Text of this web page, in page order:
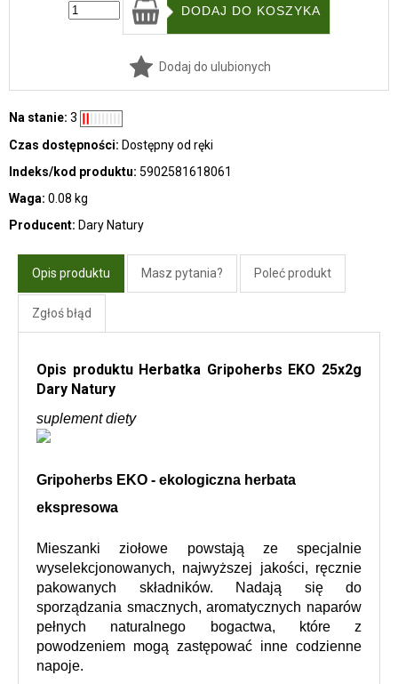
Dodaj do ulubionych
Na stanie: 3
Czas dostępności: Dostępny od ręki
Indeks/kod produktu: 5902581618061
Waga: 0.08 kg
Producent: Dary Natury
Opis produktu Masz pytania? Poleć produkt
Zgłoś błąd
Opis produktu Herbatka Gripoherbs EKO 25x2g
Dary Natury
suplement diety
Gripoherbs EKO - ekologiczna herbata
ekspresowa
Mieszanki ziołowe powstają ze specjalnie
wyselekcjonowanych, najwyższej jakości, ręcznie
pakowanych składników. Nadają się do
sporządzania smacznych, aromatycznych naparów
pełnych naturalnego bogactwa, które z
powodzeniem mogą zastępować inne codzienne
napoje.